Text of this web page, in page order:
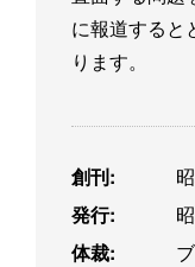
に報道すると
ります。
創刊:
発行:
体裁: